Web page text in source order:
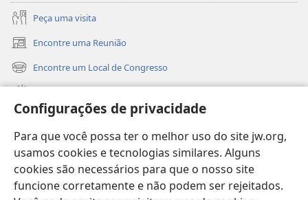
Configurações de privacidade
Para que você possa ter o melhor uso do site jw.org,
usamos cookies e tecnologias similares. Alguns
cookies são necessários para que o nosso site
funcione corretamente e não podem ser rejeitados.
interesses, mas também os interesses
mais você estiver envolvido em ajudar
outras pessoas, mais rápido você vai
mundo. Dói muito. Mas descobri que
depois passa. Eu só precisava dar tempo
ao tempo.” — Evelyn.
Peça uma visita
Encontre uma Reunião
(abre
nova
janela)
Encontre um Local de Congresso
(abre
nova
Vídeos
Buscar
Donativos
(abre
nova